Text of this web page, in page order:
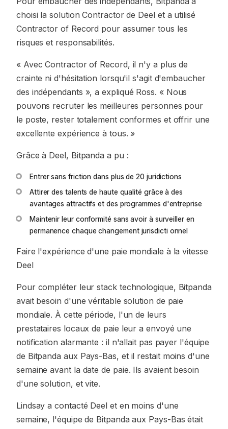
choisi la solution Contractor de Deel et a utilisé
Contractor of Record pour assumer tous les
risques et responsabilités.
« Avec Contractor of Record, il n'y a plus de
crainte ni d'hésitation lorsqu'il s'agit d'embaucher
des indépendants », a expliqué Ross. « Nous
pouvons recruter les meilleures personnes pour
le poste, rester totalement conformes et offrir une
excellente expérience à tous. »
Grâce à Deel, Bitpanda a pu :
Entrer sans friction dans plus de 20 juridictions
Attirer des talents de haute qualité grâce à des
avantages attractifs et des programmes d'entreprise
Maintenir leur conformité sans avoir à surveiller en
permanence chaque changement jurisdicti onnel
Faire l'expérience d'une paie mondiale à la vitesse
Deel
Pour compléter leur stack technologique, Bitpanda
avait besoin d'une véritable solution de paie
mondiale. À cette période, l'un de leurs
prestataires locaux de paie leur a envoyé une
notification alarmante : il n'allait pas payer l'équipe
de Bitpanda aux Pays-Bas, et il restait moins d'une
semaine avant la date de paie. Ils avaient besoin
d'une solution, et vite.
Lindsay a contacté Deel et en moins d'une
semaine, l'équipe de Bitpanda aux Pays-Bas était